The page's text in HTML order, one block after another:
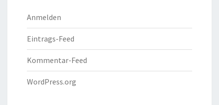
Anmelden
Eintrags-Feed
Kommentar-Feed
WordPress.org